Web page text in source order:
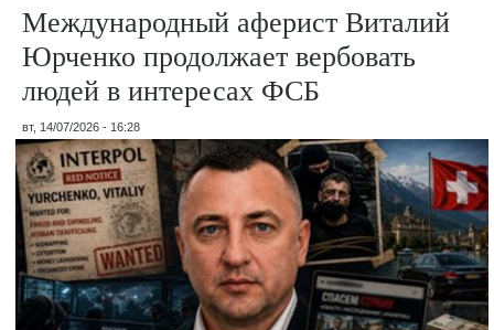
Международный аферист Виталий
Юрченко продолжает вербовать
людей в интересах ФСБ
вт, 14/07/2026 - 16:28